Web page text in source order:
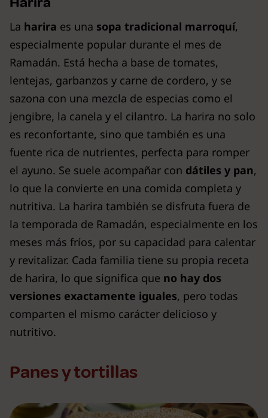
La harira es una sopa tradicional marroquí,
especialmente popular durante el mes de
Ramadán. Está hecha a base de tomates,
lentejas, garbanzos y carne de cordero, y se
sazona con una mezcla de especias como el
jengibre, la canela y el cilantro. La harira no solo
es reconfortante, sino que también es una
fuente rica de nutrientes, perfecta para romper
el ayuno. Se suele acompañar con dátiles y pan,
lo que la convierte en una comida completa y
nutritiva. La harira también se disfruta fuera de
la temporada de Ramadán, especialmente en los
meses más fríos, por su capacidad para calentar
y revitalizar. Cada familia tiene su propia receta
de harira, lo que significa que no hay dos
versiones exactamente iguales, pero todas
comparten el mismo carácter delicioso y
nutritivo.
Panes y tortillas